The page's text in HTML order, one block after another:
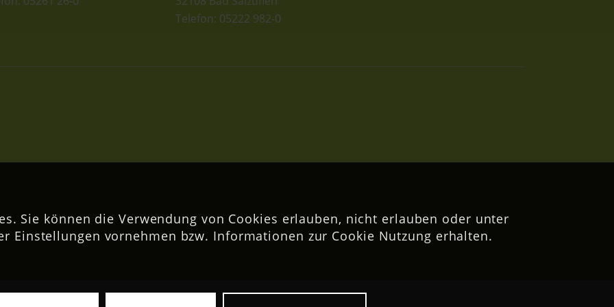
Telefon: 05222 982-0
Sie können die Verwendung von Cookies erlauben, nicht erlauben oder unter
Einstellungen vornehmen bzw. Informationen zur Cookie Nutzung erhalten.